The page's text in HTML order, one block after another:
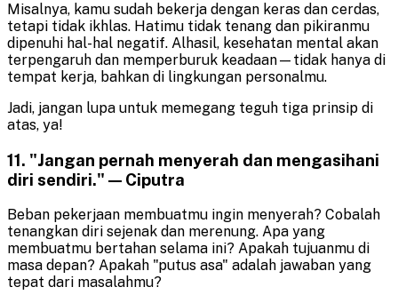
Misalnya, kamu sudah bekerja dengan keras dan cerdas,
tetapi tidak ikhlas. Hatimu tidak tenang dan pikiranmu
dipenuhi hal-hal negatif. Alhasil, kesehatan mental akan
terpengaruh dan memperburuk keadaan—tidak hanya di
tempat kerja, bahkan di lingkungan personalmu.
Jadi, jangan lupa untuk memegang teguh tiga prinsip di
atas, ya!
11. "Jangan pernah menyerah dan mengasihani
diri sendiri." — Ciputra
Beban pekerjaan membuatmu ingin menyerah? Cobalah
tenangkan diri sejenak dan merenung. Apa yang
membuatmu bertahan selama ini? Apakah tujuanmu di
masa depan? Apakah "putus asa" adalah jawaban yang
tepat dari masalahmu?